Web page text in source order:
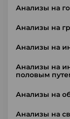
Анализы на
Анализы на
Анализы на
Анализы на
половым
Анализы на
Анализы на